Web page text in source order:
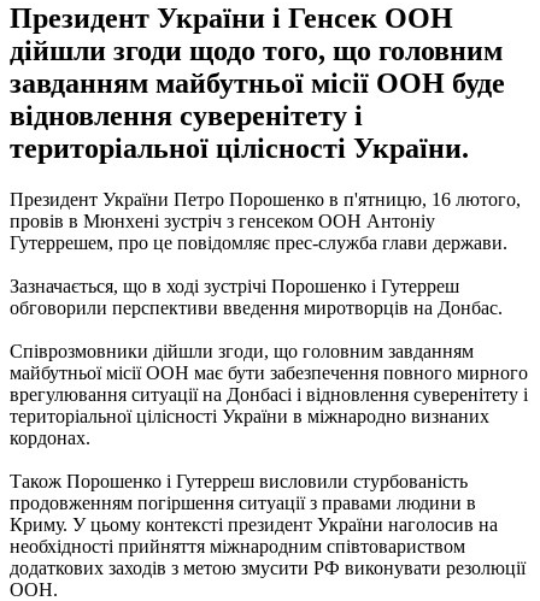
Президент України і Генсек ООН
дійшли згоди щодо того, що головним
завданням майбутньої місії ООН буде
відновлення суверенітету і
територіальної цілісності України.
Президент України Петро Порошенко в п'ятницю, 16 лютого,
провів в Мюнхені зустріч з генсеком ООН Антоніу
Гутеррешем, про це повідомляє прес-служба глави держави.
Зазначається, що в ході зустрічі Порошенко і Гутерреш
обговорили перспективи введення миротворців на Донбас.
Співрозмовники дійшли згоди, що головним завданням
майбутньої місії ООН має бути забезпечення повного мирного
врегулювання ситуації на Донбасі і відновлення суверенітету і
територіальної цілісності України в міжнародно визнаних
кордонах.
Також Порошенко і Гутерреш висловили стурбованість
продовженням погіршення ситуації з правами людини в
Криму. У цьому контексті президент України наголосив на
необхідності прийняття міжнародним співтовариством
додаткових заходів з метою змусити РФ виконувати резолюції
ООН.